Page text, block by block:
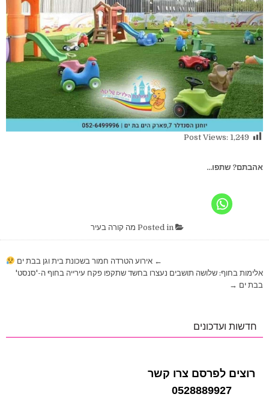
Post Views: 1,249
אהבתם? שתפו...
מה קורה בעיר
← אירוע הטרדה חמור בשכונת בית וגן בבת ים
אלימות בחוף: שלושה תושבים נעצרו בחשד שתקפו פקח עירייה בחוף ה-'סנסט'
בבת ים →
חדשות ועדכונים
רוצים לפרסם צרו קשר
0528889927